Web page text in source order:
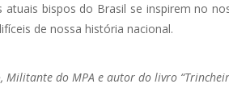
bispos do Brasil se inspirem no
de nossa história nacional.
Militante do MPA e autor do livro